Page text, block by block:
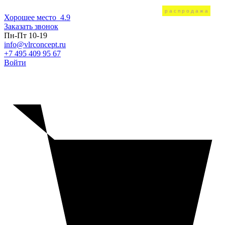
Хорошее место 4.9
Заказать звонок
Пн-Пт 10-19
info@vlrconcept.ru
+7 495 409 95 67
Войти
распродажа